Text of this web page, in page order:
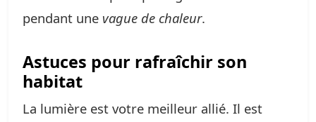
pendant une vague de chaleur.
Astuces pour rafraîchir son
habitat
La lumière est votre meilleur allié. Il est